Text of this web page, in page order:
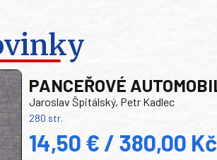
PANCEŘOVÉ
Jaroslav Špitálský, Petr Kadlec
280 str.
14,50 € / 380,00 Kč